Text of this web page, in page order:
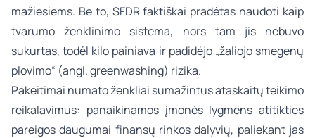
mažiesiems. Be to, SFDR faktiškai pradėtas naudoti kaip
tvarumo ženklinimo sistema, nors tam jis nebuvo
sukurtas, todėl kilo painiava ir padidėjo „žaliojo smegenų
plovimo“ (angl. greenwashing) rizika.
Pakeitimai numato ženkliai sumažintus ataskaitų teikimo
reikalavimus: panaikinamos įmonės lygmens atitikties
pareigos daugumai finansų rinkos dalyvių, paliekant jas